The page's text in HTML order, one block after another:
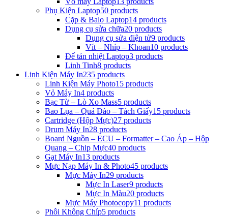
Phụ Kiện Laptop50 products
Cặp & Balo Laptop14 products
Dụng cụ sửa chữa20 products
Dụng cụ sửa điện tử9 products
Vít – Nhíp – Khoan10 products
Đế tản nhiệt Laptop3 products
Linh Tinh8 products
Linh Kiện Máy In235 products
Linh Kiện Máy Photo15 products
Vỏ Máy In4 products
Bạc Từ – Lò Xo Mass5 products
Bao Lụa – Quả Đào – Tách Giấy15 products
Cartridge (Hộp Mực)27 products
Drum Máy In28 products
Board Nguồn – ECU – Formatter – Cao Áp – Hộp
Quang – Chip Mực40 products
Gạt Máy In13 products
Mực Nạp Máy In & Photo45 products
Mực Máy In29 products
Mực In Laser9 products
Mực In Màu20 products
Mực Máy Photocopy11 products
Phôi Không Chíp5 products